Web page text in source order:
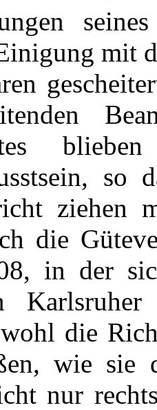
mit
so
ziehen
die
in der
die
wie sie
nur